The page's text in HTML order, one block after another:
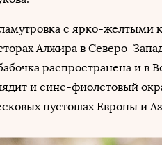
с ярко-желтыми
Алжира в Северо-
распространена и в
и сине-фиолетовый
пустошах Европы и